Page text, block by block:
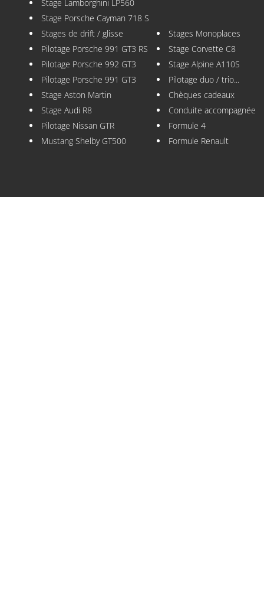
Stage Lamborghini LP560
Stage Porsche Cayman 718 S
Stages de drift / glisse
Pilotage Porsche 991 GT3 RS
Pilotage Porsche 992 GT3
Pilotage Porsche 991 GT3
Stage Aston Martin
Stage Audi R8
Pilotage Nissan GTR
Mustang Shelby GT500
Stages Monoplaces
Stage Corvette C8
Stage Alpine A110S
Pilotage duo / trio...
Chèques cadeaux
Conduite accompagnée
Formule 4
Formule Renault